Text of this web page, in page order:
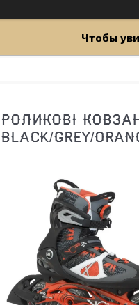
Чтобы
РОЛИКОВІ
BLACK/GREY/